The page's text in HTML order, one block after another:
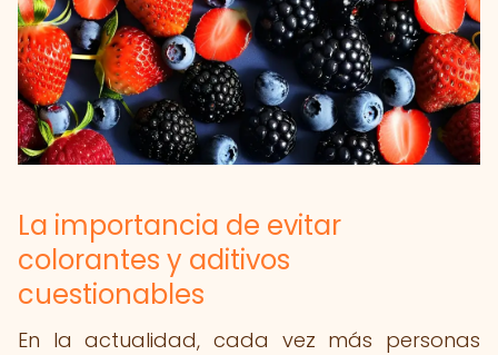
La importancia de evitar
colorantes y aditivos
cuestionables
En la actualidad, cada vez más personas